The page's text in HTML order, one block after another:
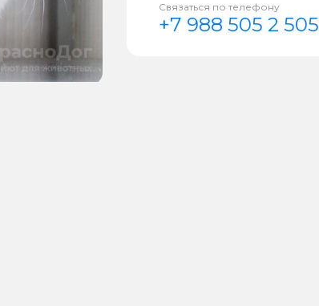
Связаться по телефону
+7 988 505 2 505